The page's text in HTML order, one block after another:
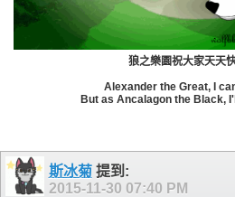
狼之樂園祝大家天天
Alexander the Great, I
But as Ancalagon the Black,
斯冰菊提到:
2015-11-30 07:40 PM